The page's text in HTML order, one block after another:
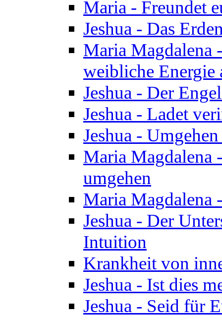
Maria - Freundet
Jeshua - Das
Maria Magdalena
weibliche Energie
Jeshua - Der
Jeshua - Ladet
Jeshua -
Maria Magdalena
umgehen
Maria Magdalena
Jeshua - Der
Intuition
Krankheit von
Jeshua - Ist dies
Jeshua - Seid für